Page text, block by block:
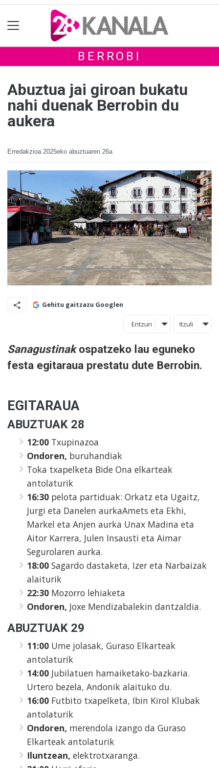
BERROBI
Abuztua jai giroan bukatu
nahi duenak Berrobin du
aukera
Erredakzioa 2025eko abuztuaren 26a
Gehitu gaitzazu Googlen
Entzun Itzuli
Sanagustinakospatzeko lau eguneko
festa egitaraua prestatu dute Berrobin.
EGITARAUA
ABUZTUAK 28
12:00 Txupinazoa
Ondoren, buruhandiak
Toka txapelketa Bide Ona elkarteak
antolaturik
16:30 pelota partiduak: Orkatz eta Ugaitz,
Jurgi eta Danelen aurkaAmets eta Ekhi,
Markel eta Anjen aurka Unax Madina eta
Aitor Karrera, Julen Insausti eta Aimar
Segurolaren aurka.
18:00 Sagardo dastaketa, Izer eta Narbaizak
alaiturik
22:30 Mozorro lehiaketa
Ondoren, Joxe Mendizabalekin dantzaldia.
ABUZTUAK 29
11:00 Ume jolasak, Guraso Elkarteak
antolaturik
14:00 Jubilatuen hamaiketako-bazkaria.
Urtero bezela, Andonik alaituko du.
16:00 Futbito txapelketa, Ibin Kirol Klubak
antolaturik
Ondoren, merendola izango da Guraso
Elkarteak antolaturik
Iluntzean, elektrotxaranga.